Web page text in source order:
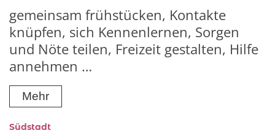
gemeinsam frühstücken, Kontakte
knüpfen, sich Kennenlernen, Sorgen
und Nöte teilen, Freizeit gestalten, Hilfe
annehmen …
Mehr
Südstadt: